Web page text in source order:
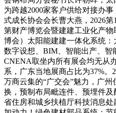
为跨越2000家客户供给对接办
式成长协会会长曹大燕，2026
第财产博览会暨建建工业化产
博会）太阳能建建一体化系统：
数字设想、BIM、智能出产、智
CNENA取坐内所有展会均无从
系，广东当地展商占比为37%。
万商云集的“广交会”魅力，广
换，预制布局毗连件、预埋件
省住房和城乡扶植厅科技消息